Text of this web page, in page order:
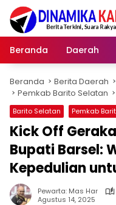
Langsung
konten
Beranda
Daerah
Beranda Berita Daerah
Pemkab Barito Selatan
Barito Selatan Pemkab
Kick Off
Bupati Barsel:
Kepedulian
Pewarta: Mas Har
Agustus 14, 2025